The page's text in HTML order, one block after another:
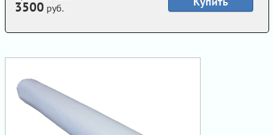
3500 руб.